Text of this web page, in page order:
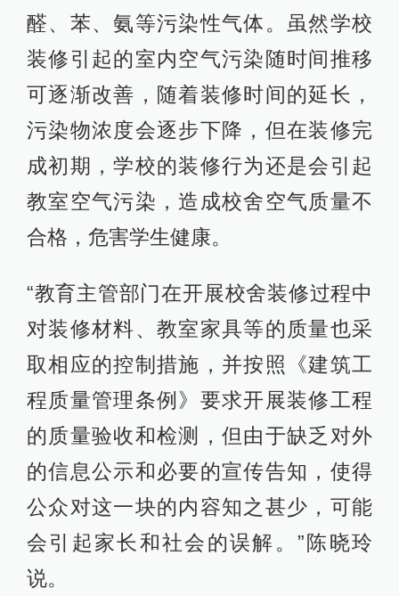
醛、苯、氨等污染性气体。虽然学校
装修引起的室内空气污染随时间推移
可逐渐改善，随着装修时间的延长，
污染物浓度会逐步下降，但在装修完
成初期，学校的装修行为还是会引起
教室空气污染，造成校舍空气质量不
合格，危害学生健康。
“教育主管部门在开展校舍装修过程中
对装修材料、教室家具等的质量也采
取相应的控制措施，并按照《建筑工
程质量管理条例》要求开展装修工程
的质量验收和检测，但由于缺乏对外
的信息公示和必要的宣传告知，使得
公众对这一块的内容知之甚少，可能
会引起家长和社会的误解。”陈晓玲
说。